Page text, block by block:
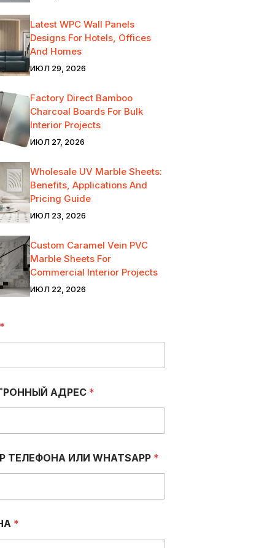
Latest WPC Wall Panels
Designs For Hotels, Offices
And Homes
ИЮЛ 29, 2026
Factory Direct Bamboo
Charcoal Boards For Bulk
Interior Projects
ИЮЛ 27, 2026
Wholesale UV Marble Sheets:
Benefits, Applications And
Pricing Guide
ИЮЛ 23, 2026
Custom Caramel Vein PVC
Marble Sheets For
Commercial Interior Projects
ИЮЛ 22, 2026
*
АДРЕС *
ТЕЛЕФОНА ИЛИ WHATSAPP *
*